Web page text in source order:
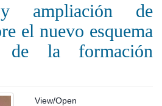
ampliación de
el nuevo esquema
de la formación
View/Open